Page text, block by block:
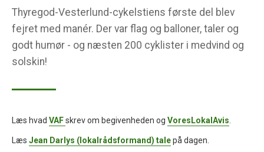
Thyregod-Vesterlund-cykelstiens første del blev
fejret med manér. Der var flag og balloner, taler og
godt humør - og næsten 200 cyklister i medvind og
solskin!
Læs hvad VAFskrev om begivenheden og VoresLokalAvis
Læs Jean Darlys (lokalrådsformand) talepå dagen.